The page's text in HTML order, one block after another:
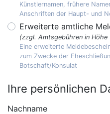
Künstlernamen, frühere
Anschriften der Haupt- und
Erweiterte amtliche
(zzgl. Amtsgebühren in
Eine erweiterte
zum Zwecke der
Botschaft/Konsulat
Ihre persönlichen
Nachname